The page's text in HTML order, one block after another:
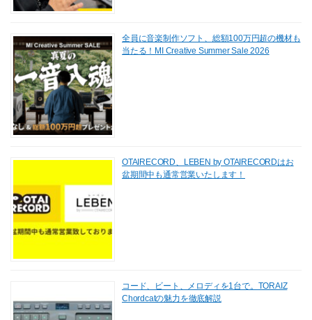
全員に音楽制作ソフト、総額100万円超の機材も
当たる！MI Creative Summer Sale 2026
OTAIRECORD、LEBEN by OTAIRECORDはお
盆期間中も通常営業いたします！
コード、ビート、メロディを1台で。TORAIZ
Chordcatの魅力を徹底解説